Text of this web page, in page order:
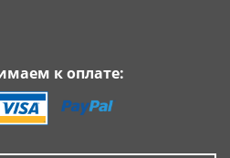
к оплате: